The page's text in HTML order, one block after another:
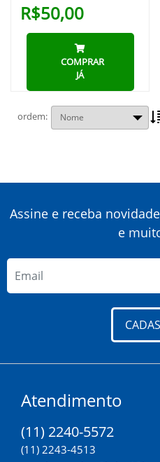
R$50,00
COMPRAR
JÁ
ordem
Assine e receba
e
Atendimento
(11) 2240-5572
(11) 2243-4513